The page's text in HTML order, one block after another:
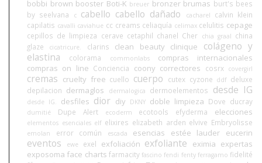
bobbi brown booster Boti-K breuer bronzer brumas burt's bees
by seelvana
c cabello cabello dañado cacharel
calvin klein
capilatis cavalli caviahue cc creams celiaquía celimax celulitis cepage
cepillos de limpieza cerave cetaphil chanel Cher chia graal china
glaze
cicatricure. clarins clean beauty clinique
colágeno y
elastina
colorama commonlabs
compras internacionales
compras on line Conciencia coony correctores cosrx covergirl
cremas cruelty free cuello cuerpo cutex cyzone ddf deluxe
depilacion dermaglos dermalogica dermoelementos desde IG
desde IG. desfiles dior diy DKNY doble limpieza Dove ducray
dumitié Dupe Alert ecoderm ecotools efyderma elecciones
elementos esenciales elf elixires elizabeth arden elvive Embryolisse
emolan error común escada esencias estée lauder eucerin
eventos ewe exel exfoliación exfoliante eximia expertas
exposoma face charts farmacity fascino fendi fenty ferragamo fidelité